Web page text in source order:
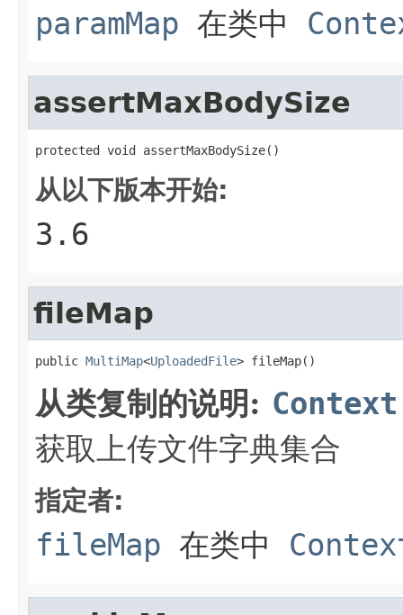
paramMap 在类中
assertMaxBodySize
protected void assertMaxBodySize()
从以下版本开始:
3.6
fileMap
public MultiMap<UploadedFile> fileMap()
从类复制的说明: Context
获取上传文件字典集合
指定者:
fileMap 在类中